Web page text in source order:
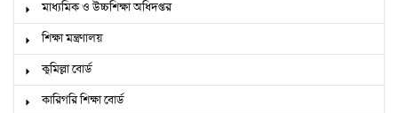
মাধ্যমিক ও উচ্চশিক্ষা অধিদপ্তর
শিক্ষা মন্ত্রণালয়
কুমিল্লা বোর্ড
কারিগরি শিক্ষা বোর্ড